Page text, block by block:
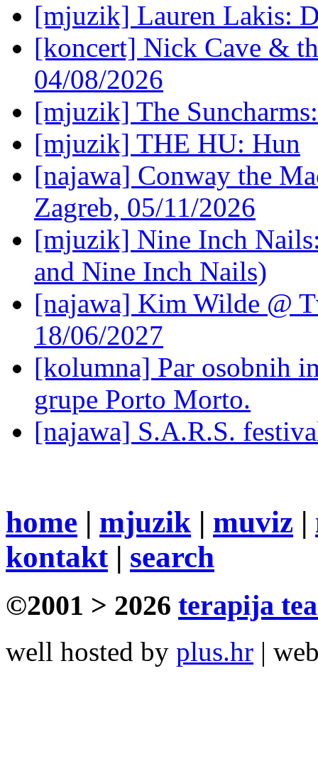
[mjuzik] Lauren Lakis:
[koncert] Nick Cave &
04/08/2026
[mjuzik] The
[mjuzik] THE HU: Hun
[najawa] Conway the
Zagreb, 05/11/2026
[mjuzik] Nine Inch
and Nine Inch Nails)
[najawa] Kim Wilde @
18/06/2027
[kolumna] Par osobnih
grupe Porto Morto.
[najawa] S.A.R.S.
home | mjuzik | muviz |
kontakt| search
©2001 > 2026 terapija
well hosted by plus.hr |